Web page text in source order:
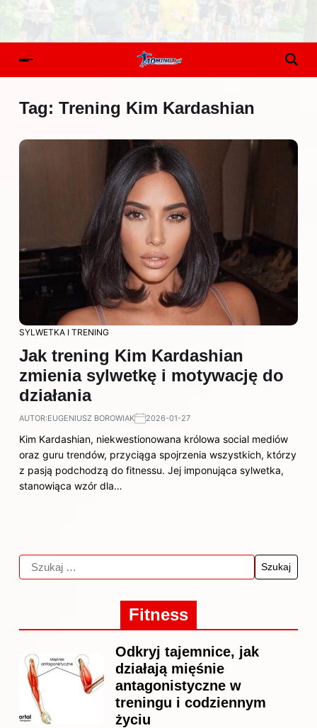
Tag: Trening Kim Kardashian
SYLWETKA I TRENING
Jak trening Kim Kardashian
zmienia sylwetkę i motywację do
działania
AUTOR:EUGENIUSZ BOROWIAK 2026-01-27
Kim Kardashian, niekwestionowana królowa social mediów
oraz guru trendów, przyciąga spojrzenia wszystkich, którzy
z pasją podchodzą do fitnessu. Jej imponująca sylwetka,
stanowiąca wzór dla…
Fitness
Odkryj tajemnice, jak
działają mięśnie
antagonistyczne w
treningu i codziennym
życiu